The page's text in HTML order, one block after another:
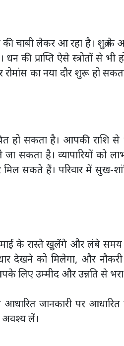
लेकर आ रहा है। शुक्र के
की प्राप्ति ऐसे स्त्रोतों से
का नया दौर शुरू हो
सकता है। आपकी राशि से
सकता है। व्यापारियों को
सकते हैं। परिवार में सुख-
के रास्ते खुलेंगे और लंबे समय
देखने को मिलेगा, और
उम्मीद और उन्नति से भरा
जानकारी पर आधारित
अवश्य लें।